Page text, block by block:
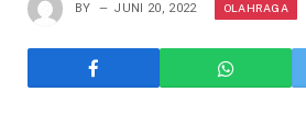
BY JUNI 20, 2022 OLAHRAGA